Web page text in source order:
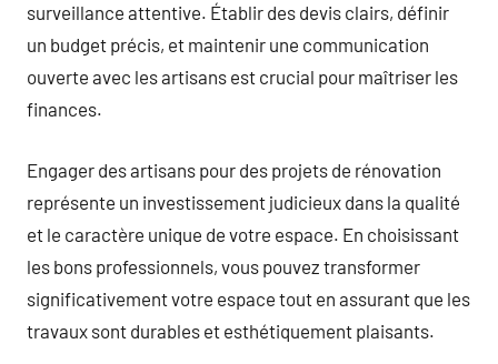
surveillance attentive. Établir des devis clairs, définir
un budget précis, et maintenir une communication
ouverte avec les artisans est crucial pour maîtriser les
finances.
Engager des artisans pour des projets de rénovation
représente un investissement judicieux dans la qualité
et le caractère unique de votre espace. En choisissant
les bons professionnels, vous pouvez transformer
significativement votre espace tout en assurant que les
travaux sont durables et esthétiquement plaisants.